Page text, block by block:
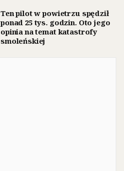
Ten pilot w powietrzu spędził
ponad 25 tys. godzin. Oto jego
opinia na temat katastrofy
smoleńskiej